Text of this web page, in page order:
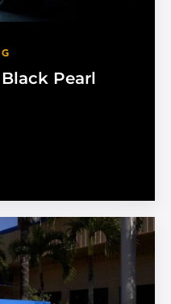
Pearl
RIGHT BLACK PEARL